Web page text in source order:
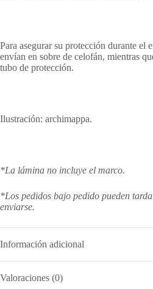
Para asegurar su protección durante el
envían en sobre de celofán, mientras
tubo de protección.
Ilustración: archimappa.
*La lámina no incluye el marco.
*Los pedidos bajo pedido pueden
enviarse.
Información adicional
Valoraciones (0)